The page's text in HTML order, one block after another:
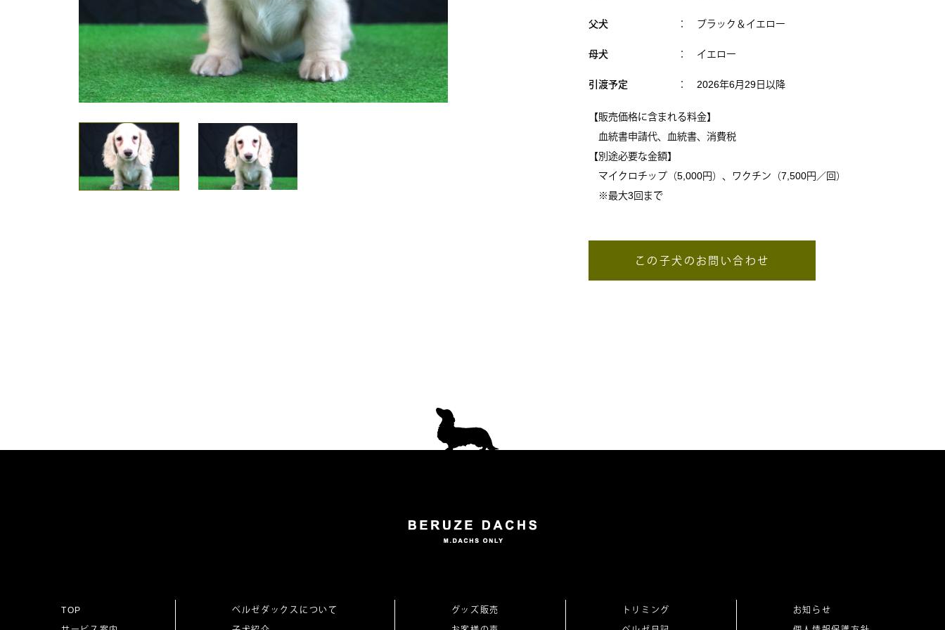
父犬 ： ブラック＆イエロー
母犬 ： イエロー
引渡予定 ： 2026年6月29日以降
【販売価格に含まれる料金】
血統書申請代、血統書、消費税
【別途必要な金額】
マイクロチップ（5,000円）、ワクチン（7,500円／回）
※最大3回まで
この子犬のお問い合わせ
TOP
ベルゼダックスについて
グッズ販売
トリミング
お知らせ